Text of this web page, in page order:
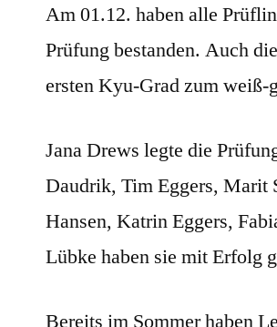
Am 01.12. haben alle
Prüfung bestanden. Auch
ersten Kyu-Grad zum weiß-
Jana Drews legte die
Daudrik, Tim Eggers, Marit
Hansen, Katrin Eggers,
Lübke haben sie mit Erfolg
Bereits im Sommer haben